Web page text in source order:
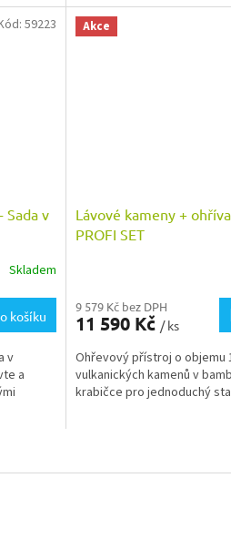
Sada v
Skladem
košíku
v
a
59223 Akce
Lávové kameny +
PROFI SET
9 579 Kč bez DPH
11 590 Kč / ks
Ohřevový přístroj o objemu
vulkanických kamenů v
krabičce pro jednoduchý
v